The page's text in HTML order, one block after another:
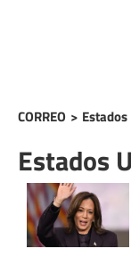
CORREO >
Estados